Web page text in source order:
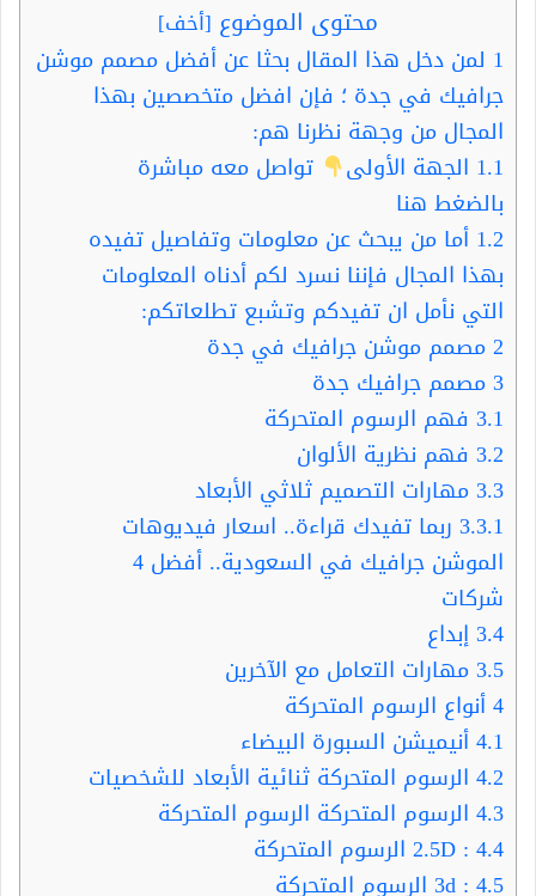
محتوى الموضوع [أخف]
1 لمن دخل هذا المقال بحثا عن أفضل مصمم موشن
جرافيك في جدة ؛ فإن افضل متخصصين بهذا
المجال من وجهة نظرنا هم:
1.1 الجهة الأولى
تواصل معه مباشرة
بالضغط هنا
1.2 أما من يبحث عن معلومات وتفاصيل تفيده
بهذا المجال فإننا نسرد لكم أدناه المعلومات
التي نأمل ان تفيدكم وتشبع تطلعاتكم:
2مصمم موشن جرافيك في جدة
3مصمم جرافيك جدة
3.1 فهم الرسوم المتحركة
3.2 فهم نظرية الألوان
3.3مهارات التصميم ثلاثي الأبعاد
3.3.1 ربما تفيدك قراءة.. اسعار فيديوهات
الموشن جرافيك في السعودية.. أفضل 4
شركات
3.4إبداع
3.5مهارات التعامل مع الآخرين
4أنواع الرسوم المتحركة
4.1أنيميشن السبورة البيضاء
4.2 الرسوم المتحركة ثنائية الأبعاد للشخصيات
4.3 الرسوم المتحركة الرسوم المتحركة
4.4 : 2.5D الرسوم المتحركة
4.5 : 3d الرسوم المتحركة